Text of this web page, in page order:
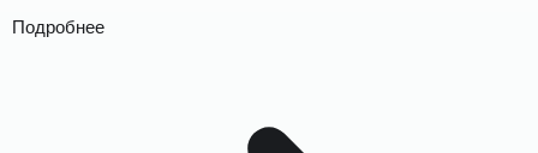
Подробнее